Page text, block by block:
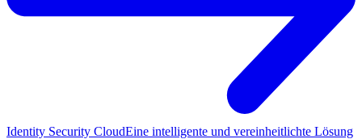
Identity Security CloudEine intelligente und vereinheitlichte Lösung